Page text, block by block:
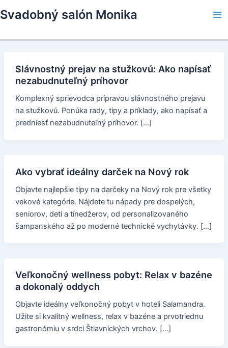
to
Svadobný salón Monika
Slávnostný prejav na stužkovú: Ako napísať
nezabudnuteľný príhovor
Komplexný sprievodca prípravou slávnostného prejavu
na stužkovú. Ponúka rady, tipy a príklady, ako napísať a
predniesť nezabudnuteľný príhovor. […]
Ako vybrať ideálny darček na Nový rok
Objavte najlepšie tipy na darčeky na Nový rok pre všetky
vekové kategórie. Nájdete tu nápady pre dospelých,
seniorov, deti a tínedžerov, od personalizovaného
šampanského až po moderné technické vychytávky. […]
Veľkonočný wellness pobyt: Relax v bazéne
a dokonalý oddych
Objavte ideálny veľkonočný pobyt v hoteli Salamandra.
Užite si kvalitný wellness, relax v bazéne a prvotriednu
gastronómiu v srdci Štiavnických vrchov. […]